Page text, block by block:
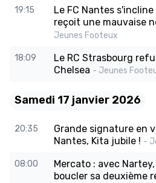
19:15
Le FC Nantes
reçoit une mauvaise
Jeunes Footeux
18:09
Le RC Strasbourg
Chelsea - Jeunes
Samedi 17 janvier 2026
20:35
Grande signature en
Nantes, Kita jubile ! -
08:00
Mercato : avec
boucler sa deuxième